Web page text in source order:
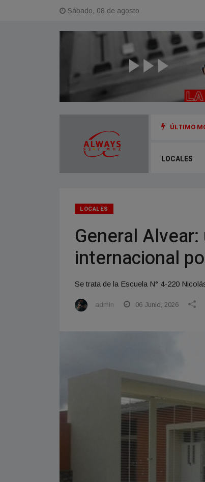
Sábado, 08 de agosto
ÚLTIMO
cayó 4,1% mensual en junio y anoto su cuarta baja en el año
LOCALES
LOCALES
General
internacional
Se trata de la Escuela N° 4-220
admin 06 Junio, 2026